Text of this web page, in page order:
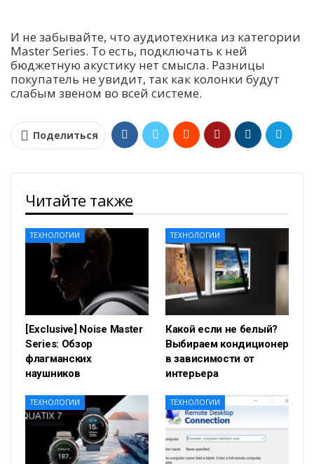
И не забывайте, что аудиотехника из категории
Master Series. То есть, подключать к ней
бюджетную акустику нет смысла. Разницы
покупатель не увидит, так как колонки будут
слабым звеном во всей системе.
Поделиться
Читайте также
ТЕХНОЛОГИИ
[Exclusive] Noise Master
Series: Обзор
флагманских
наушников
ТЕХНОЛОГИИ
Какой если не белый?
Выбираем кондиционер
в зависимости от
интерьера
ТЕХНОЛОГИИ ТЕХНОЛОГИИ